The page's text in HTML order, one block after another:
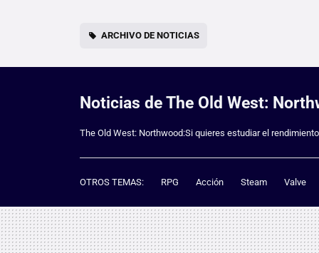
ARCHIVO DE NOTICIAS
Noticias de The Old West:
The Old West: Northwood:Si quieres estudiar el
OTROS TEMAS: RPG Acción Steam Valve